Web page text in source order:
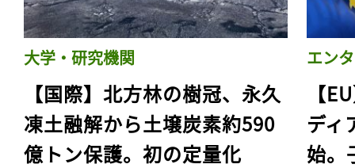
大学・研究機関
【国際】北方林の樹冠、永久
凍土融解から土壌炭素約590
億トン保護。初の定量化
エン
【
ディ
始。